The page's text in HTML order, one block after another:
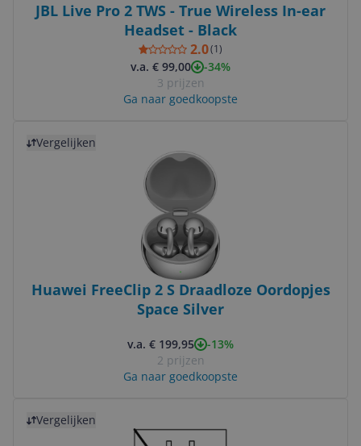
JBL Live Pro 2 TWS - True Wireless In-ear
Headset - Black
2.0(1)
v.a. € 99,00
-34%
3 prijzen
Ga naar goedkoopste
Vergelijken
Huawei FreeClip 2 S Draadloze Oordopjes
Space Silver
v.a. € 199,95
-13%
2 prijzen
Ga naar goedkoopste
Vergelijken